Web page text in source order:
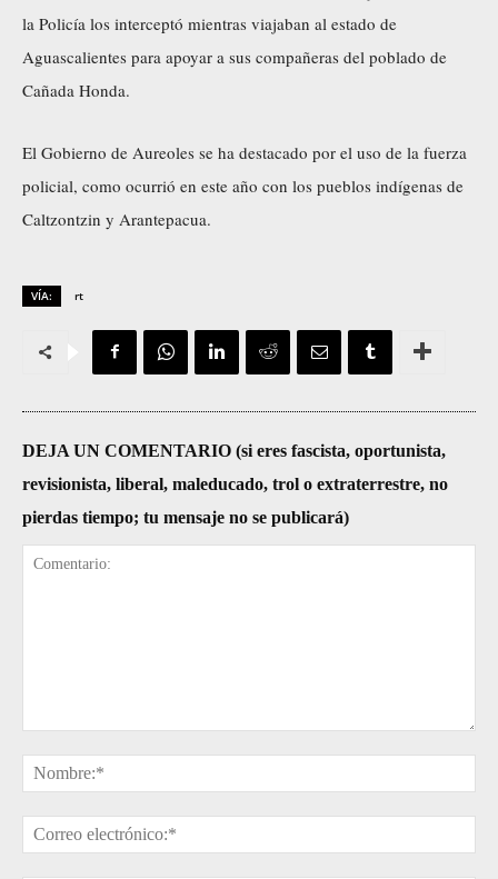
la Policía los interceptó mientras viajaban al estado de
Aguascalientes para apoyar a sus compañeras del poblado de
Cañada Honda.
El Gobierno de Aureoles se ha destacado por el uso de la fuerza
policial, como ocurrió en este año con los pueblos indígenas de
Caltzontzin y Arantepacua.
VÍA: rt
DEJA UN COMENTARIO (si eres fascista, oportunista,
revisionista, liberal, maleducado, trol o extraterrestre, no
pierdas tiempo; tu mensaje no se publicará)